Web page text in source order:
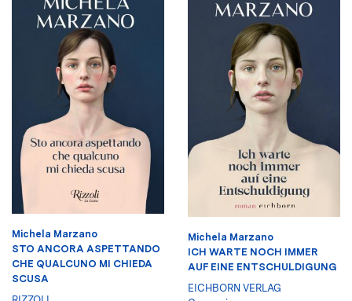
Michela Marzano
STO ANCORA ASPETTANDO
CHE QUALCUNO MI CHIEDA
SCUSA
Michela Marzano
ICH WARTE NOCH IMMER
AUF EINE ENTSCHULDIGUNG
EICHBORN VERLAG